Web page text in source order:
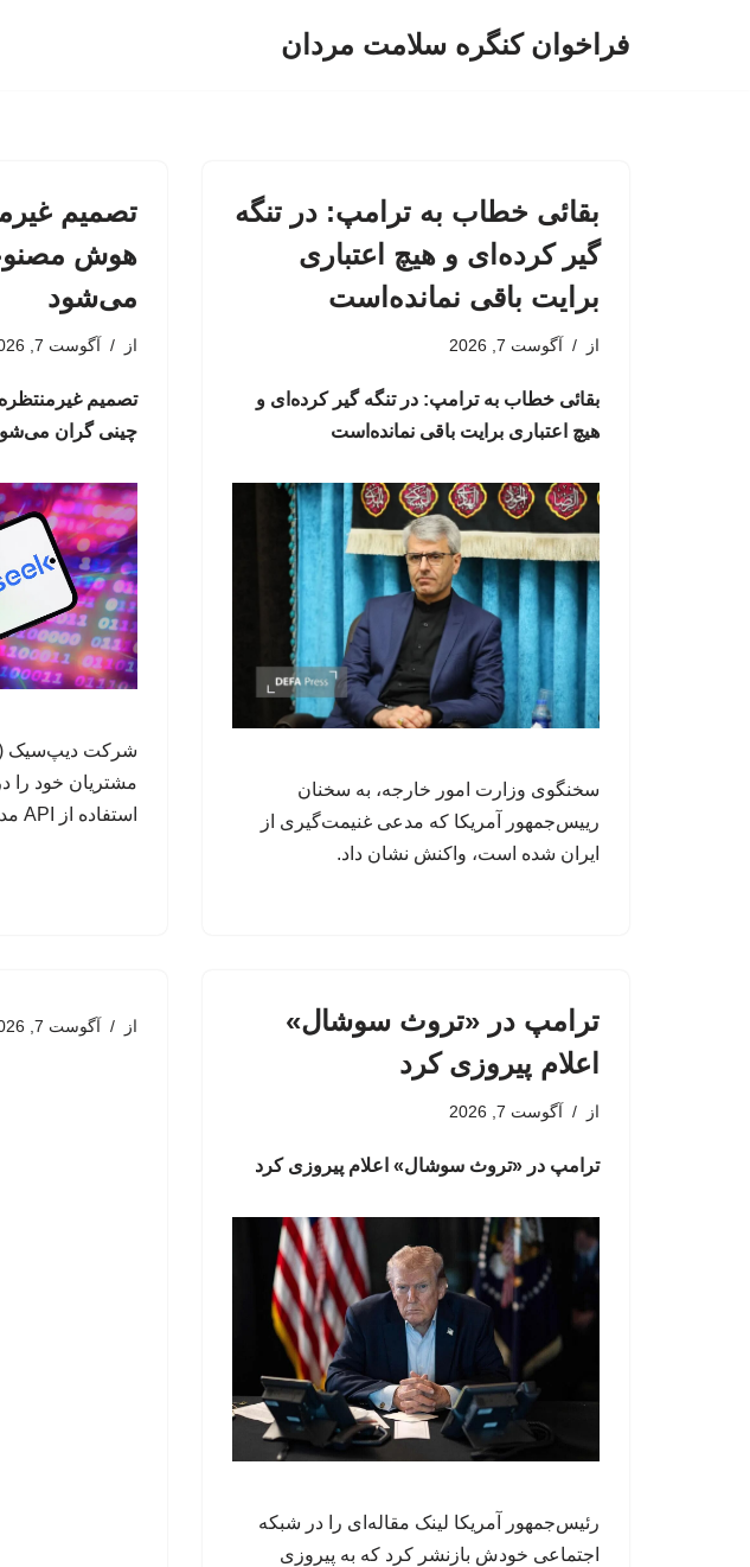
فراخوان کنگره سلامت مردان
بقائی خطاب به ترامپ: در تنگه
گیر کرده‌ای و هیچ اعتباری
برایت باقی نمانده‌است
از آگوست 7, 2026
بقائی خطاب به ترامپ: در تنگه گیر کرده‌ای و
هیچ اعتباری برایت باقی نمانده‌است
سخنگوی وزارت امور خارجه، به سخنان
رییس‌جمهور آمریکا که مدعی غنیمت‌گیری از
ایران شده است، واکنش نشان داد.
تصمیم
هوش
می‌شود
از آگوست 7, 2026
تصمیم
چینی گران
مشتریان خود را
استفاده از API مدل‌های خود آغاز کرده است.
ترامپ در «تروث سوشال»
اعلام پیروزی کرد
از آگوست 7, 2026
ترامپ در «تروث سوشال» اعلام پیروزی کرد
رئیس‌جمهور آمریکا لینک مقاله‌ای را در شبکه
اجتماعی خودش بازنشر کرد که به پیروزی
از آگوست 7, 2026